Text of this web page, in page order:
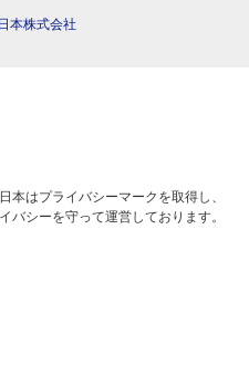
本株式会社
本はプライバシーマークを取得し、
バシーを守って運営しております。